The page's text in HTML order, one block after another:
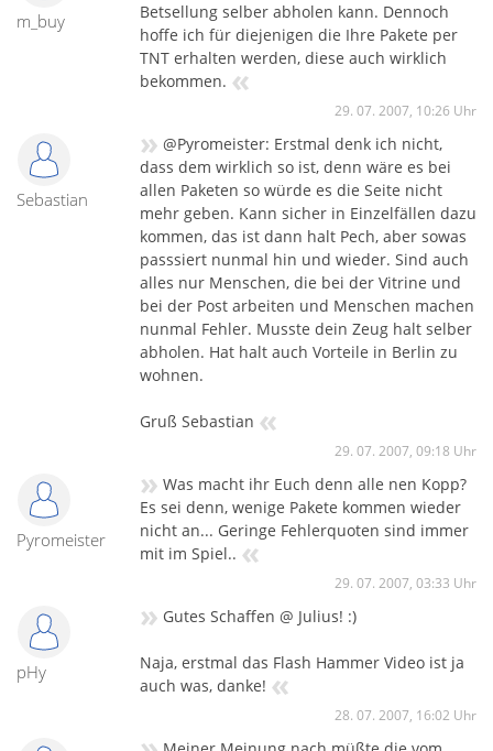
m_buy
Betsellung selber abholen kann. Dennoch
hoffe ich für diejenigen die Ihre Pakete per
TNT erhalten werden, diese auch wirklich
bekommen. «
29. 07. 2007, 10:26 Uhr
Sebastian
» @Pyromeister: Erstmal denk ich nicht,
dass dem wirklich so ist, denn wäre es bei
allen Paketen so würde es die Seite nicht
mehr geben. Kann sicher in Einzelfällen dazu
kommen, das ist dann halt Pech, aber sowas
passsiert nunmal hin und wieder. Sind auch
alles nur Menschen, die bei der Vitrine und
bei der Post arbeiten und Menschen machen
nunmal Fehler. Musste dein Zeug halt selber
abholen. Hat halt auch Vorteile in Berlin zu
wohnen.
Gruß Sebastian «
29. 07. 2007, 09:18 Uhr
Pyromeister
» Was macht ihr Euch denn alle nen Kopp?
Es sei denn, wenige Pakete kommen wieder
nicht an... Geringe Fehlerquoten sind immer
mit im Spiel.. «
29. 07. 2007, 03:33 Uhr
pHy
» Gutes Schaffen @ Julius! :)
Naja, erstmal das Flash Hammer Video ist ja
auch was, danke! «
28. 07. 2007, 16:02 Uhr